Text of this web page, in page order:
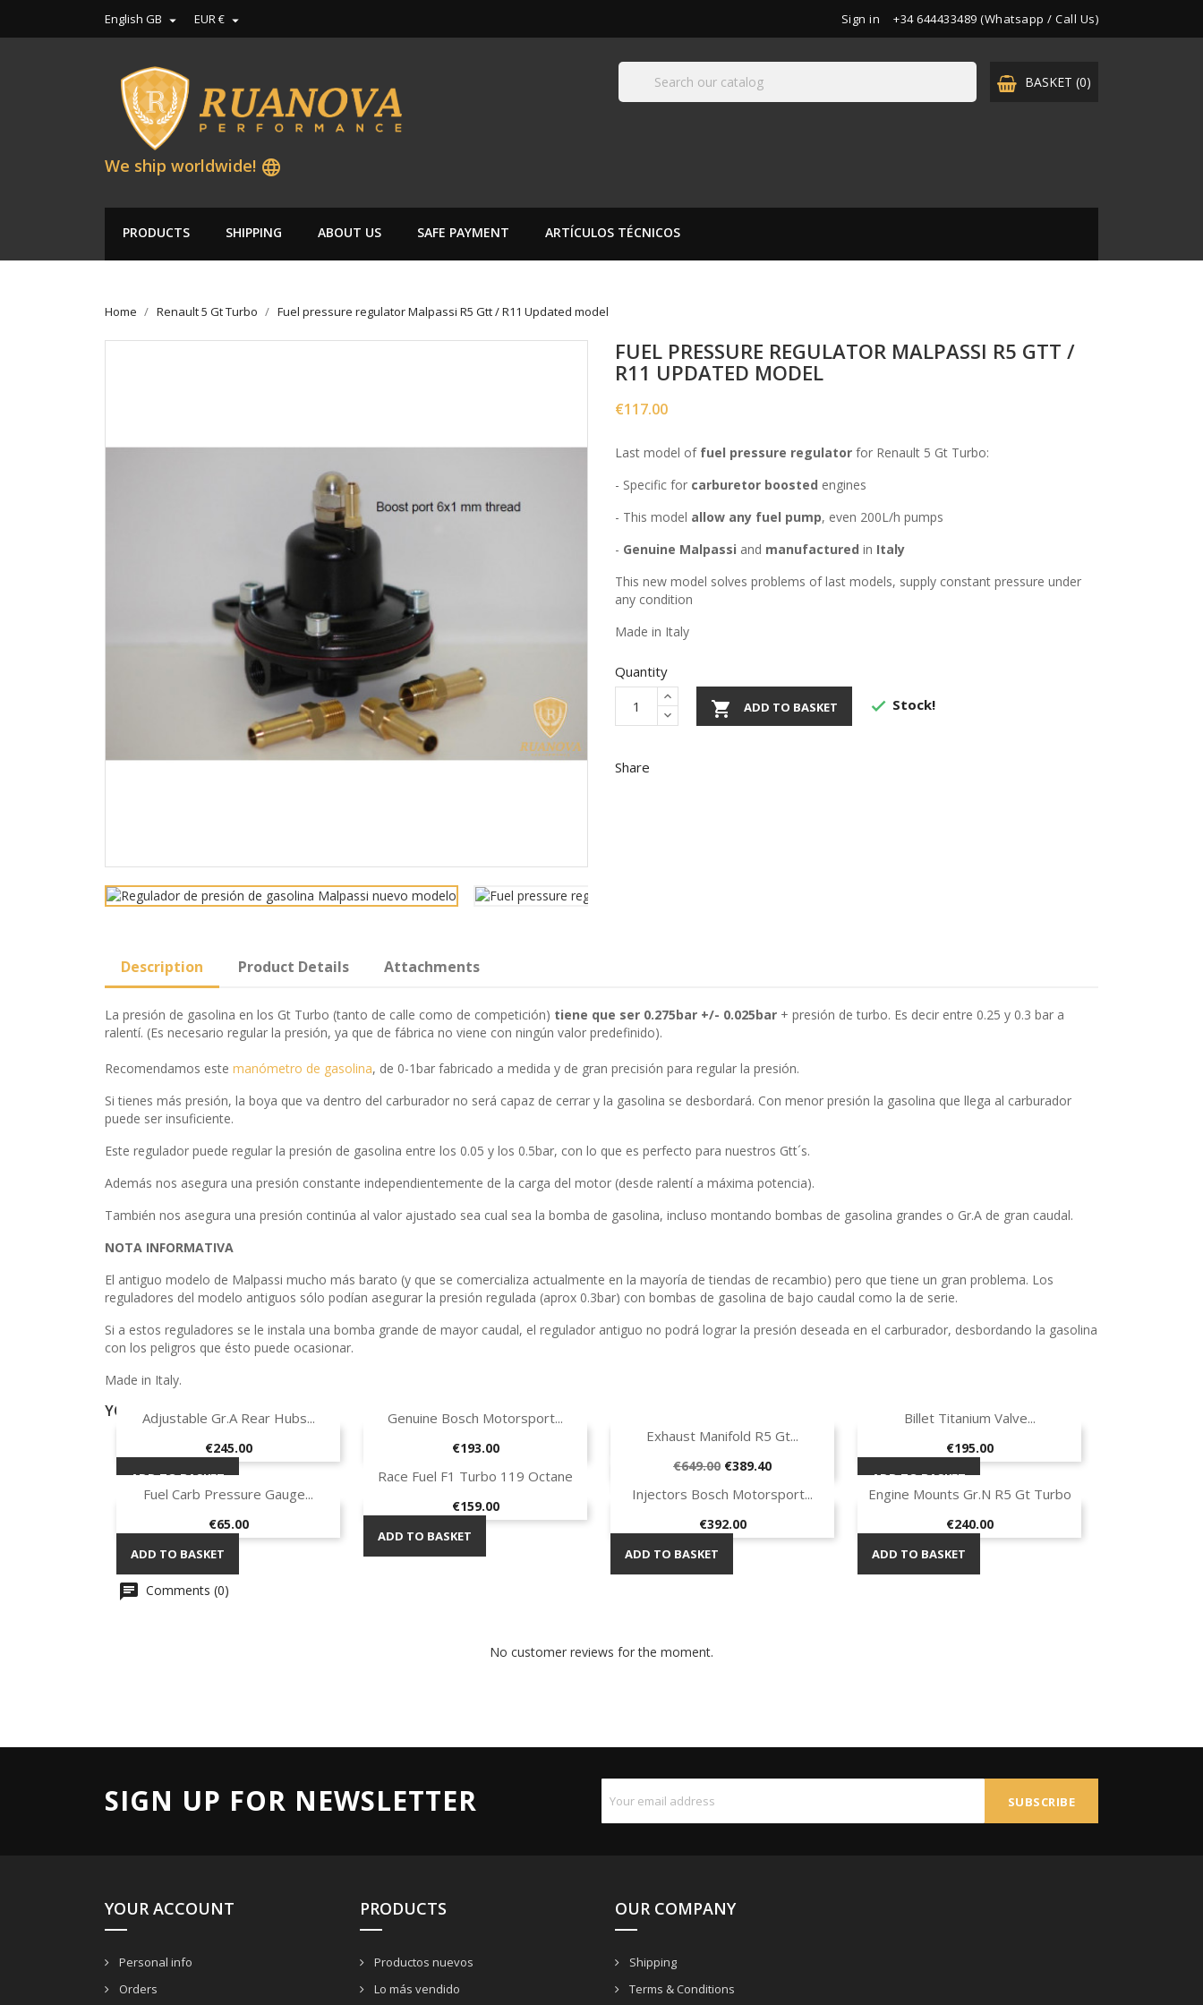
English GB  EUR €  Sign in +34 644433489 (Whatsapp / Call Us)
BASKET (0)
We ship worldwide! language
PRODUCTS SHIPPING ABOUT US SAFE PAYMENT ARTÍCULOS TÉCNICOS
Home Renault 5 Gt Turbo Fuel pressure regulator Malpassi R5 Gtt / R11 Updated model
FUEL PRESSURE REGULATOR MALPASSI R5 GTT /
R11 UPDATED MODEL
€117.00
Last model of fuel pressure regulator for Renault 5 Gt Turbo:
- Specific for carburetor boosted engines
- This model allow any fuel pump, even 200L/h pumps
- Genuine Malpassi and manufactured in Italy
This new model solves problems of last models, supply constant pressure under
any condition
Made in Italy
Quantity
 ADD TO BASKET  Stock!
Share
Description Product Details Attachments
La presión de gasolina en los Gt Turbo (tanto de calle como de competición) tiene que ser 0.275bar +/- 0.025bar + presión de turbo. Es decir entre 0.25 y 0.3 bar a
ralentí. (Es necesario regular la presión, ya que de fábrica no viene con ningún valor predefinido).
Recomendamos este manómetro de gasolina, de 0-1bar fabricado a medida y de gran precisión para regular la presión.
Si tienes más presión, la boya que va dentro del carburador no será capaz de cerrar y la gasolina se desbordará. Con menor presión la gasolina que llega al carburador
puede ser insuficiente.
Este regulador puede regular la presión de gasolina entre los 0.05 y los 0.5bar, con lo que es perfecto para nuestros Gtt´s.
Además nos asegura una presión constante independientemente de la carga del motor (desde ralentí a máxima potencia).
También nos asegura una presión continúa al valor ajustado sea cual sea la bomba de gasolina, incluso montando bombas de gasolina grandes o Gr.A de gran caudal.
NOTA INFORMATIVA
El antiguo modelo de Malpassi mucho más barato (y que se comercializa actualmente en la mayoría de tiendas de recambio) pero que tiene un gran problema. Los
reguladores del modelo antiguos sólo podían asegurar la presión regulada (aprox 0.3bar) con bombas de gasolina de bajo caudal como la de serie.
Si a estos reguladores se le instala una bomba grande de mayor caudal, el regulador antiguo no podrá lograr la presión deseada en el carburador, desbordando la gasolina
con los peligros que ésto puede ocasionar.
Made in Italy.
YOU MIGHT ALSO LIKE
Quick view
Adjustable Gr.A Rear Hubs...
Price
€245.00
ADD TO BASKET
Quick view
Genuine Bosch Motorsport...
Price
€193.00
ADD TO BASKET
ON SALE! Quick view
Exhaust Manifold R5 Gt...
Regular
€649.00 Price
€389.40
ADD TO BASKET
Quick view
Billet Titanium Valve...
Price
€195.00
ADD TO BASKET
 Quick view
Fuel Carb Pressure Gauge...
Price
€65.00
ADD TO BASKET
Quick view
Race Fuel F1 Turbo 119 Octane
Price
€159.00
ADD TO BASKET
Quick view
Injectors Bosch Motorsport...
Price
€392.00
ADD TO BASKET
Quick view
Engine Mounts Gr.N R5 Gt Turbo
Price
€240.00
ADD TO BASKET
Comments (0)
No customer reviews for the moment.
SIGN UP FOR NEWSLETTER
YOUR ACCOUNT
Personal info
Orders
PRODUCTS
Productos nuevos
Lo más vendido
OUR COMPANY
Shipping
Terms & Conditions